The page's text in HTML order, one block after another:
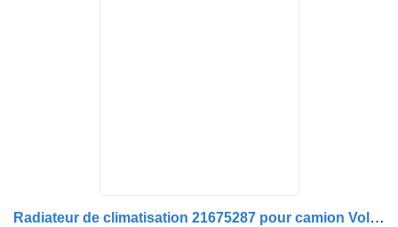
Radiateur de climatisation 21675287 pour camion Volvo